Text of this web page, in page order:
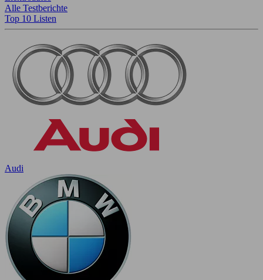
Alle Testberichte
Top 10 Listen
Audi